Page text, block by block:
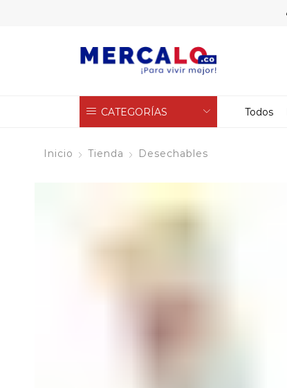
CATEGORÍAS Todos
Inicio Tienda Desechables